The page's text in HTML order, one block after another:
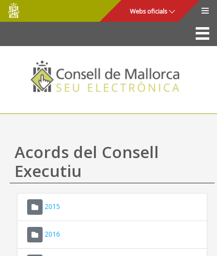
Salta al contingut principal
Consell
de
Mallorca
Webs oficials
La Seu
Consell de Mallorca
Accés i seguretat
Utilitats
Ajuda
Acords del Consell
Executiu
2015
2016